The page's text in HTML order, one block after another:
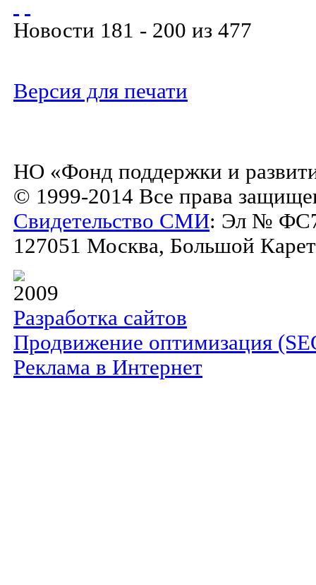
Новости 181 - 200 из 477
Версия для печати
НО «Фонд поддержки и
© 1999-2014 Все права
Свидетельство СМИ: Эл №
127051 Москва, Большой
2009
Разработка сайтов
Продвижение оптимизация
Реклама в Интернет